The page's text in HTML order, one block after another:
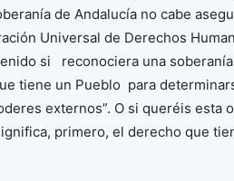
de Andalucía no cabe
Universal de Derechos
si reconociera una
tiene un Pueblo para
externos”. O si queréis esta
primero, el derecho que